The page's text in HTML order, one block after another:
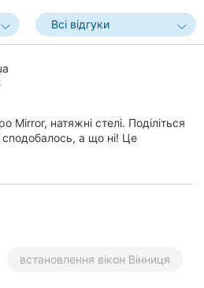
Всі відгуки
Mirror, натяжні стелі. Поділіться
а що ні! Це
зробити пр...
встановлення вікон Вінниця